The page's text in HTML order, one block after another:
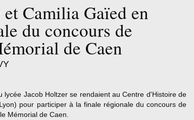
Camilia Gaïed en
du concours de
de Caen
lycée Jacob Holtzer se rendaient au Centre d'Histoire de
pour participer à la finale régionale du concours de
Mémorial de Caen.